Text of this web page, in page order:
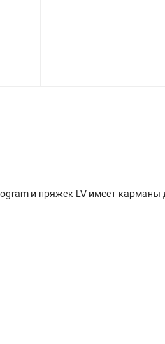
и пряжек LV имеет карманы